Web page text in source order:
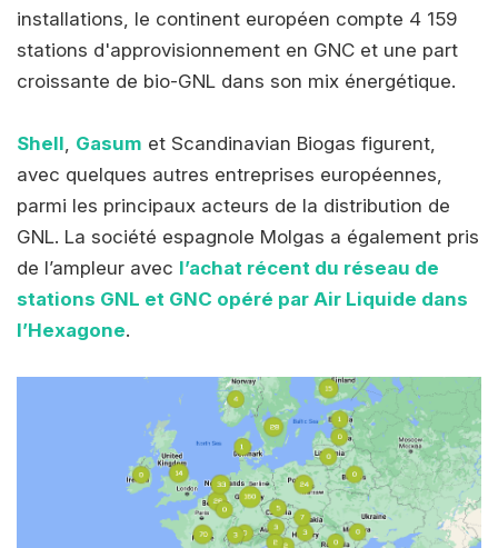
installations, le continent européen compte 4 159
stations d'approvisionnement en GNC et une part
croissante de bio-GNL dans son mix énergétique.
Shell Gasum et Scandinavian Biogas figurent,
avec quelques autres entreprises européennes,
parmi les principaux acteurs de la distribution de
GNL. La société espagnole Molgas a également pris
de l’ampleur avec l’achat récent du réseau de
stations GNL et GNC opéré par Air Liquide dans
l’Hexagone.